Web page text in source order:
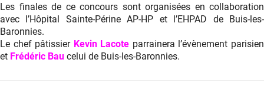
Les finales de ce concours sont organisées en collaboration
avec l’Hôpital Sainte-Périne AP-HP et l’EHPAD de Buis-les-
Baronnies.
Le chef pâtissier Kevin Lacote parrainera l’évènement parisien
et Frédéric Bau celui de Buis-les-Baronnies.